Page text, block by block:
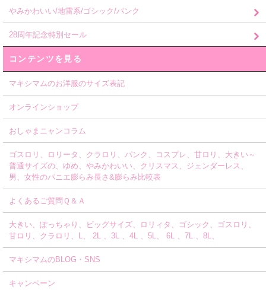
やみかわいい/地雷系/ゴシック/パンク
28周年記念特別セール
コンテンツを見る
マキシマムのお洋服のサイズ表記
オンラインショップ
おしゃまニャンコラム
ゴスロリ、ロリータ、クラロリ、パンク、コスプレ、甘ロリ、大きい～
普通サイズの、ゆめ、やみかわいい、クリスマス、ジェンダーレス、
男、女性のパニエ膨らみ長さ&膨らみ比較表
よくあるご質問Ｑ＆Ａ
大きい、ぽっちゃり、ビッグサイズ、ロリィタ、ゴシック、ゴスロリ、
甘ロリ、クラロリ、L、 2L 、3L 、4L 、5L、 6L 、7L 、8L、
マキシマムのBLOG・SNS
キャンペーン